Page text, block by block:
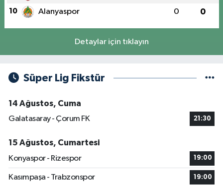
10 Alanyaspor 0 0
Detaylar için tıklayın
Süper Lig Fikstür
14 Ağustos, Cuma
Galatasaray - Çorum FK
21:30
15 Ağustos, Cumartesi
Konyaspor - Rizespor
19:00
Kasımpaşa - Trabzonspor 19:00